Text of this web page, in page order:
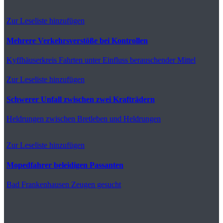
Zur Leseliste hinzufügen
Mehrere Verkehrsverstöße bei Kontrollen
Kyffhäuserkreis Fahrten unter Einfluss berauschender Mittel
Zur Leseliste hinzufügen
Schwerer Unfall zwischen zwei Krafträdern
Heldrungen zwischen Bretleben und Heldrungen
Zur Leseliste hinzufügen
Mopedfahrer beleidigen Passanten
Bad Frankenhausen Zeugen gesucht